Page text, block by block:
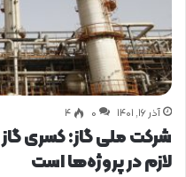
آذر ۱۶, ۱۴۰۱ 0 ۴
شرکت ملی گاز: کسری
لازم در پروژه‌ها است